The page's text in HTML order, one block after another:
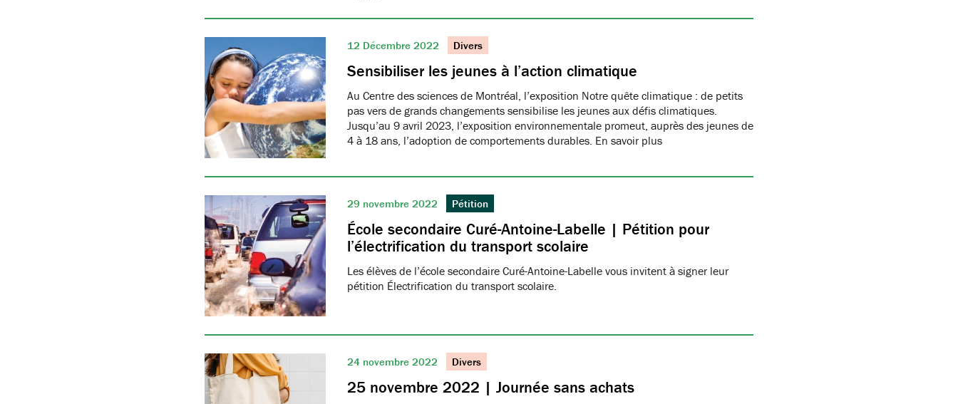
12 Décembre 2022 Divers
Sensibiliser les jeunes à l’action climatique
Au Centre des sciences de Montréal, l’exposition Notre quête climatique : de petits
pas vers de grands changements sensibilise les jeunes aux défis climatiques.
Jusqu’au 9 avril 2023, l’exposition environnementale promeut, auprès des jeunes de
4 à 18 ans, l’adoption de comportements durables. En savoir plus
29 novembre 2022 Pétition
École secondaire Curé-Antoine-Labelle | Pétition pour
l’électrification du transport scolaire
Les élèves de l’école secondaire Curé-Antoine-Labelle vous invitent à signer leur
pétition Électrification du transport scolaire.
24 novembre 2022 Divers
25 novembre 2022 | Journée sans achats